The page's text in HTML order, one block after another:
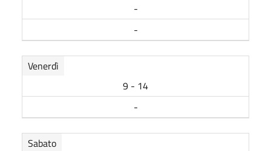
-
-
Venerdì
9 - 14
-
Sabato